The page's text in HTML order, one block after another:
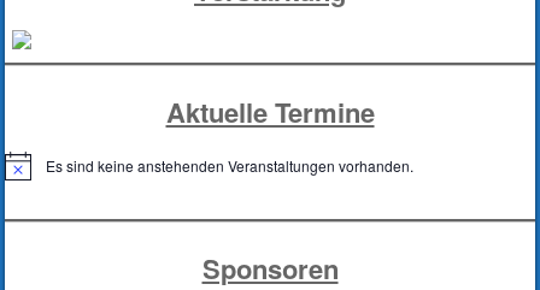
Aktuelle Termine
H
Es sind keine anstehenden Veranstaltungen vorhanden.
Sponsoren